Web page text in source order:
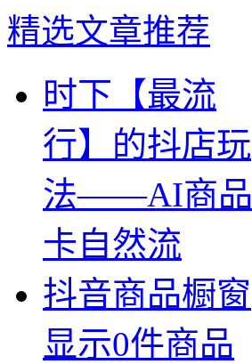
精选文章推荐
时下【最流
行】的抖店玩
法——AI商品
卡自然流
抖音商品橱窗
显示0件商品